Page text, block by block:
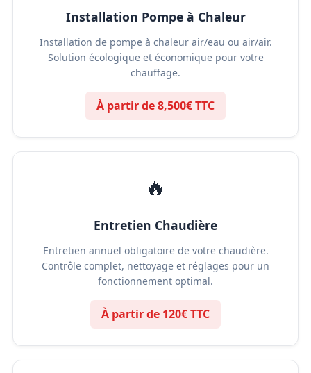
Installation Pompe à Chaleur
Installation de pompe à chaleur air/eau ou air/air.
Solution écologique et économique pour votre
chauffage.
À partir de 8,500€ TTC
🔥
Entretien Chaudière
Entretien annuel obligatoire de votre chaudière.
Contrôle complet, nettoyage et réglages pour un
fonctionnement optimal.
À partir de 120€ TTC